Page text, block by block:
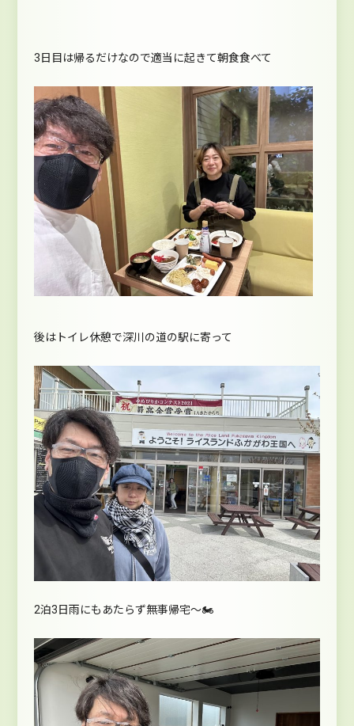
3日目は帰るだけなので適当に起きて朝食食べて
後はトイレ休憩で深川の道の駅に寄って
2泊3日雨にもあたらず無事帰宅～🏍